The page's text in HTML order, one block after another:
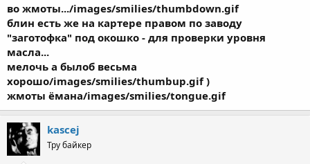
во жмоты.../images/smilies/thumbdown.gif
блин есть же на картере правом по заводу
"заготофка" под окошко - для проверки уровня
масла...
мелочь а былоб весьма
хорошо/images/smilies/thumbup.gif )
жмоты ёмана/images/smilies/tongue.gif
kascej
Тру байкер